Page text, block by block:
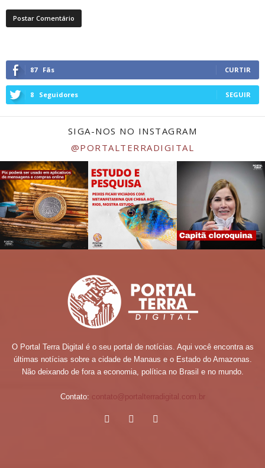
87 Fãs CURTIR
8 Seguidores SEGUIR
SIGA-NOS NO INSTAGRAM
@PORTALTERRADIGITAL
O Portal Terra Digital é o seu portal de notícias. Aqui você encontra as
últimas notícias sobre a cidade de Manaus e o Estado do Amazonas.
Não deixando de fora a economia, política no Brasil e no mundo.
Contato: contato@portalterradigital.com.br